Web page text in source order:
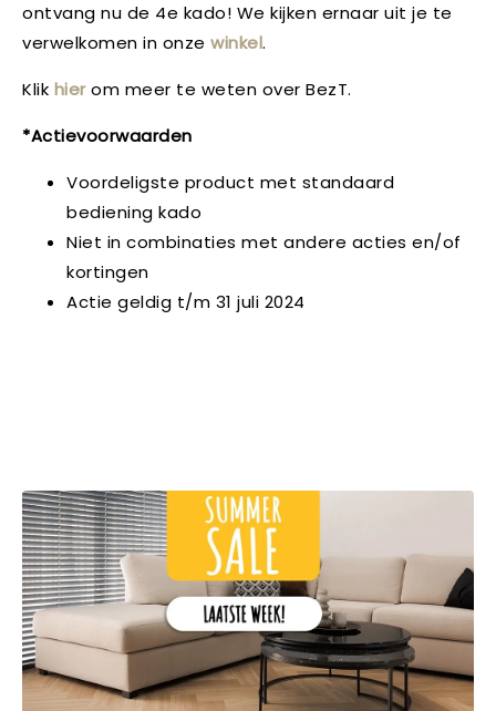
ontvang nu de 4e kado! We kijken ernaar uit je te
verwelkomen in onze winkel.
Klik hierom meer te weten over BezT.
*Actievoorwaarden
Voordeligste product met standaard
bediening kado
Niet in combinaties met andere acties en/of
kortingen
Actie geldig t/m 31 juli 2024